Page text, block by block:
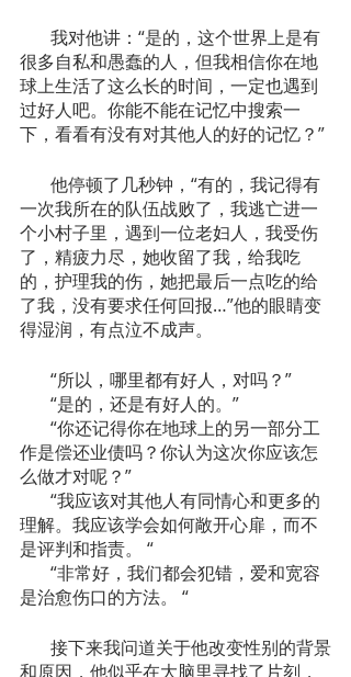
我对他讲：“是的，这个世界上是有
很多自私和愚蠢的人，但我相信你在地
球上生活了这么长的时间，一定也遇到
过好人吧。你能不能在记忆中搜索一
下，看看有没有对其他人的好的记忆？”
他停顿了几秒钟，“有的，我记得有
一次我所在的队伍战败了，我逃亡进一
个小村子里，遇到一位老妇人，我受伤
了，精疲力尽，她收留了我，给我吃
的，护理我的伤，她把最后一点吃的给
了我，没有要求任何回报…”他的眼睛变
得湿润，有点泣不成声。
“所以，哪里都有好人，对吗？”
“是的，还是有好人的。”
“你还记得你在地球上的另一部分工
作是偿还业债吗？你认为这次你应该怎
么做才对呢？”
“我应该对其他人有同情心和更多的
理解。我应该学会如何敞开心扉，而不
是评判和指责。 “
“非常好，我们都会犯错，爱和宽容
是治愈伤口的方法。 “
接下来我问道关于他改变性别的背景
和原因，他似乎在大脑里寻找了片刻，